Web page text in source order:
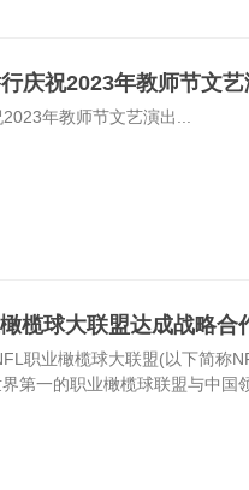
庆祝2023年教师节文艺
年教师节文艺演出...
榄球大联盟达成战略合
职业橄榄球大联盟(以下简称
第一的职业橄榄球联盟与中国